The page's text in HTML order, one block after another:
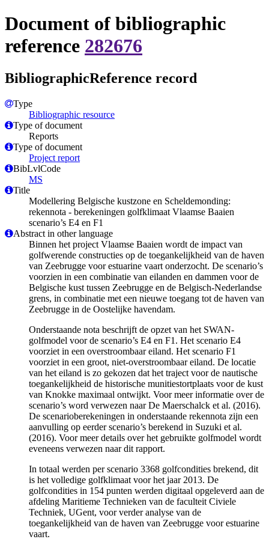
Document of bibliographic
reference 282676
BibliographicReference record
Type
Bibliographic resource
Type of document
Reports
Type of document
Project report
BibLvlCode
MS
Title
Modellering Belgische kustzone en Scheldemonding:
rekennota ‐ berekeningen golfklimaat Vlaamse Baaien
scenario’s E4 en F1
Abstract in other language
Binnen het project Vlaamse Baaien wordt de impact van
golfwerende constructies op de toegankelijkheid van de haven
van Zeebrugge voor estuarine vaart onderzocht. De scenario’s
voorzien in een combinatie van eilanden en dammen voor de
Belgische kust tussen Zeebrugge en de Belgisch-Nederlandse
grens, in combinatie met een nieuwe toegang tot de haven van
Zeebrugge in de Oostelijke havendam.
Onderstaande nota beschrijft de opzet van het SWAN-
golfmodel voor de scenario’s E4 en F1. Het scenario E4
voorziet in een overstroombaar eiland. Het scenario F1
voorziet in een groot, niet-overstroombaar eiland. De locatie
van het eiland is zo gekozen dat het traject voor de nautische
toegankelijkheid de historische munitiestortplaats voor de kust
van Knokke maximaal ontwijkt. Voor meer informatie over de
scenario’s word verwezen naar De Maerschalck et al. (2016).
De scenarioberekeningen in onderstaande rekennota zijn een
aanvulling op eerder scenario’s berekend in Suzuki et al.
(2016). Voor meer details over het gebruikte golfmodel wordt
eveneens verwezen naar dit rapport.
In totaal werden per scenario 3368 golfcondities brekend, dit
is het volledige golfklimaat voor het jaar 2013. De
golfcondities in 154 punten werden digitaal opgeleverd aan de
afdeling Maritieme Technieken van de faculteit Civiele
Techniek, UGent, voor verder analyse van de
toegankelijkheid van de haven van Zeebrugge voor estuarine
vaart.